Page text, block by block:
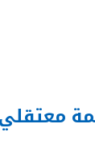
معتقلي